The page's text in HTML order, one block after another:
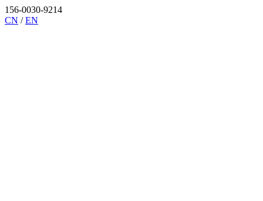
156-0030-9214
CN /EN